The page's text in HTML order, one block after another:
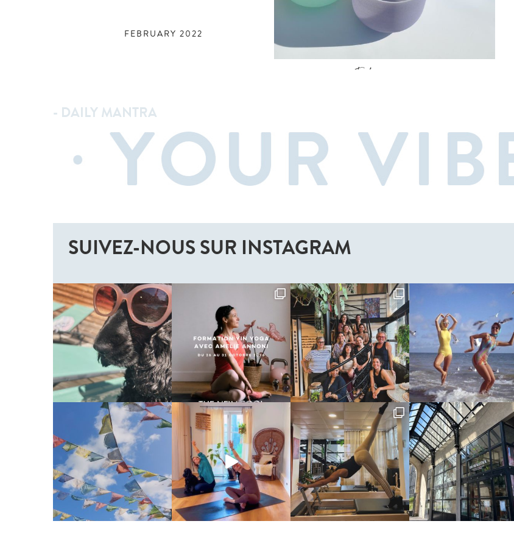
FEBRUARY 2022
10 February 2022
- DAILY MANTRA
SUIVEZ-NOUS SUR INSTAGRAM